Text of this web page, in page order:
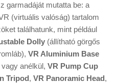
garmadáját mutatta be: a
(virtuális valóság) tartalom
találhatunk, mint például
Dolly (állítható görgős
VR Aluminium Base
anélkül, VR Pump Cup
Tripod, VR Panoramic Head,